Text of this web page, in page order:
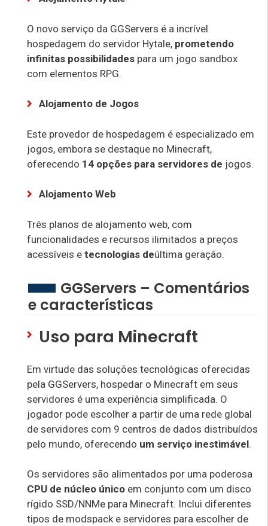
O novo serviço da GGServers é a incrível
hospedagem do servidor Hytale, prometendo
infinitas possibilidades para um jogo sandbox
com elementos RPG.
Alojamento de Jogos
Este provedor de hospedagem é especializado em
jogos, embora se destaque no Minecraft,
oferecendo 14 opções para servidores de jogos.
Alojamento Web
Três planos de alojamento web, com
funcionalidades e recursos ilimitados a preços
acessíveis e tecnologias deúltima geração.
GGServers – Comentários
e características
Uso para Minecraft
Em virtude das soluções tecnológicas oferecidas
pela GGServers, hospedar o Minecraft em seus
servidores é uma experiência simplificada. O
jogador pode escolher a partir de uma rede global
de servidores com 9 centros de dados distribuídos
pelo mundo, oferecendo um serviço inestimável.
Os servidores são alimentados por uma poderosa
CPU de núcleo único em conjunto com um disco
rígido SSD/NNMe para Minecraft. Inclui diferentes
tipos de modspack e servidores para escolher de